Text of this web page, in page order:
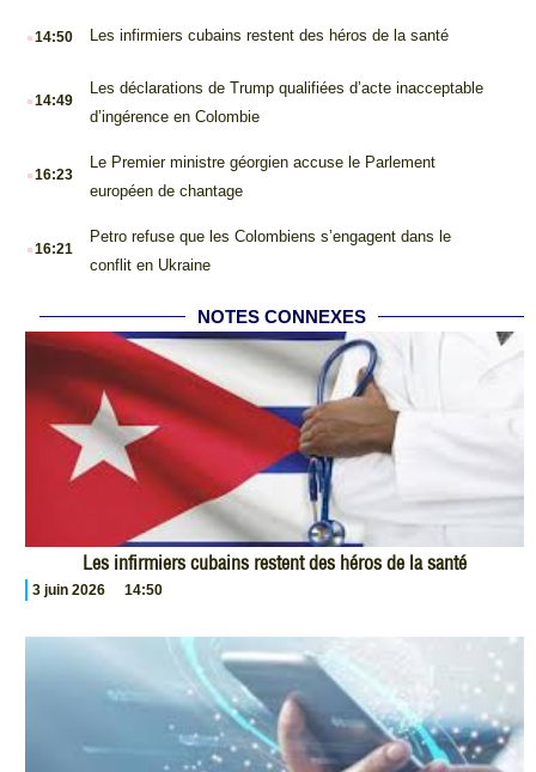
.14:50 Les infirmiers cubains restent des héros de la santé
.14:49
Les déclarations de Trump qualifiées d’acte inacceptable
d’ingérence en Colombie
.16:23
Le Premier ministre géorgien accuse le Parlement
européen de chantage
.16:21
Petro refuse que les Colombiens s’engagent dans le
conflit en Ukraine
NOTES CONNEXES
Les infirmiers cubains restent des héros de la santé
3 juin 2026 14:50